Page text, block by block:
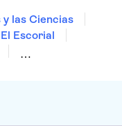
las Ciencias
El Escorial